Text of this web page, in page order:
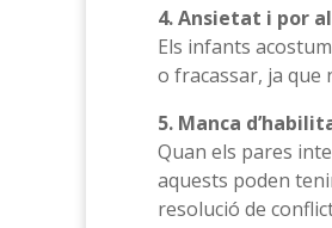
4. Ansietat i por
Els infants
o fracassar, ja que
5. Manca
Quan els pares
aquests poden
resolució de